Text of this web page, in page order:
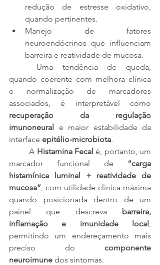
redução de estresse oxidativo,
quando pertinentes.
Manejo de fatores
neuroendócrinos que influenciam
barreira e reatividade de mucosa.
quando coerente com melhora clínica
e normalização de marcadores
recuperação da regulação
imunoneural e maior estabilidade da
interface epitélio-microbiota.
	A
Histamina Fecal é, portanto, um
marcador funcional de “carga
histamínica luminal + reatividade de
mucosa” , com utilidade clínica máxima
quando posicionada dentro de um
painel que descreva barreira,
inflamação e imunidade local
permitindo um endereçamento mais
preciso do componente
neuroimune dos sintomas.